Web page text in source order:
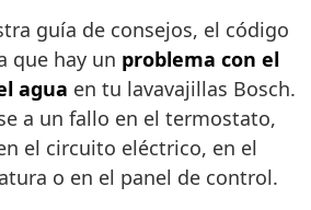
guía de consejos, el código
que hay un problema con el
agua en tu lavavajillas Bosch.
a un fallo en el termostato,
el circuito eléctrico, en el
o en el panel de control.